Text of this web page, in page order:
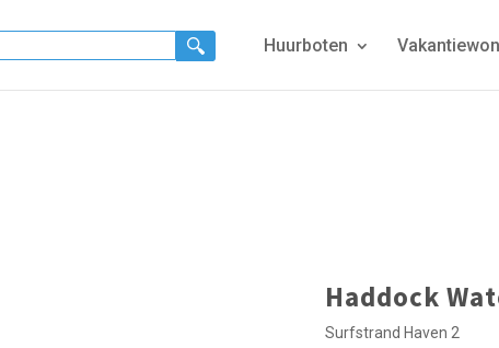
Huurboten
Haddock
Surfstrand Haven 2